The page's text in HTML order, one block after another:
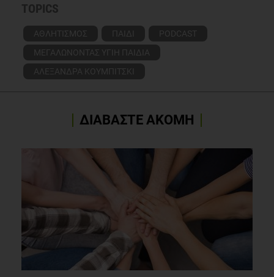
TOPICS
ΑΘΛΗΤΙΣΜΟΣ ΠΑΙΔΙ
PODCAST
ΜΕΓΑΛΩΝΟΝΤΑΣ ΥΓΙΗ ΠΑΙΔΙΑ
ΑΛΕΞΑΝΔΡΑ ΚΟΥΜΠΙΤΣΚΙ
ΔΙΑΒΑΣΤΕ ΑΚΟΜΗ